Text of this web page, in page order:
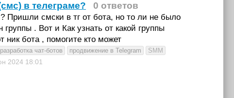
в телеграме? 0 ответов
? Пришли смски в тг от бота, но то ли не было
. Вот и Как узнать от какой группы
ник бота , помогите кто может
разработка чат-ботов продвижение в Telegram
SMM
2024 18:01